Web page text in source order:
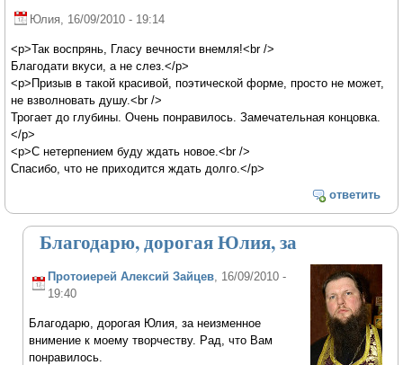
Юлия, 16/09/2010 - 19:14
<p>Так воспрянь, Гласу вечности внемля!<br />
Благодати вкуси, а не слез.</p>
<p>Призыв в такой красивой, поэтической форме, просто не может,
не взволновать душу.<br />
Трогает до глубины. Очень понравилось. Замечательная концовка.
</p>
<p>C нетерпением буду ждать новое.<br />
Cпасибо, что не приходится ждать долго.</p>
ответить
Благодарю, дорогая Юлия, за
Протоиерей Алексий Зайцев , 16/09/2010 -
19:40
Благодарю, дорогая Юлия, за неизменное
внимение к моему творчеству. Рад, что Вам
понравилось.